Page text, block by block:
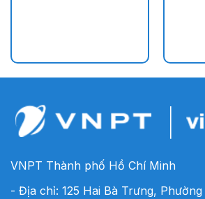
VNPT Thành phố Hồ Chí Minh
- Địa chỉ: 125 Hai Bà Trưng,